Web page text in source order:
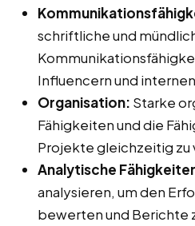
schriftliche und
Influencern und
Organisation: Starke
Fähigkeiten und die
Projekte gleichzeitig zu
Analytische
analysieren, um den
bewerten und Berichte